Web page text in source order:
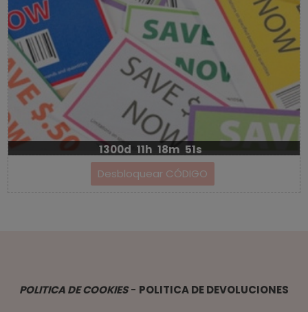
1300d 11h 18m 51s
POLITICA DE COOKIES- POLITICA DE DEVOLUCIONES